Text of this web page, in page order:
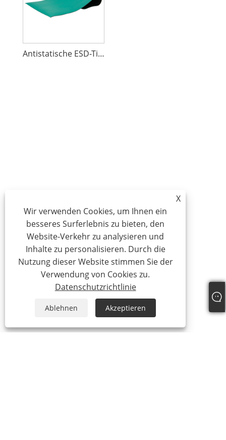
Antistatische ESD-Tischmatte
X
Wir verwenden Cookies, um Ihnen ein
besseres Surferlebnis zu bieten, den
Website-Verkehr zu analysieren und
Inhalte zu personalisieren. Durch die
Nutzung dieser Website stimmen Sie der
Verwendung von Cookies zu.
Datenschutzrichtlinie
Ablehnen Akzeptieren